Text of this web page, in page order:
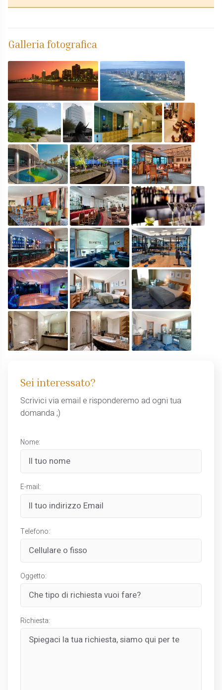
Galleria fotografica
Sei interessato?
Scrivici via email e risponderemo ad ogni tua
domanda ;)
Nome:
E-mail:
Telefono:
Oggetto:
Richiesta: